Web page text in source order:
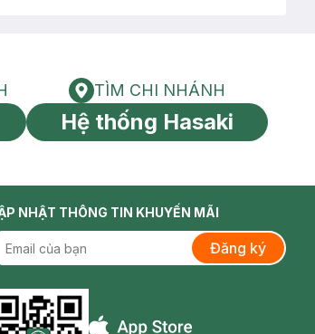
Tìm chi nhánh
TÌM CHI NHÁNH
Hệ thống Hasaki
NHẬT THÔNG TIN KHUYẾN MÃI
Đăng ký